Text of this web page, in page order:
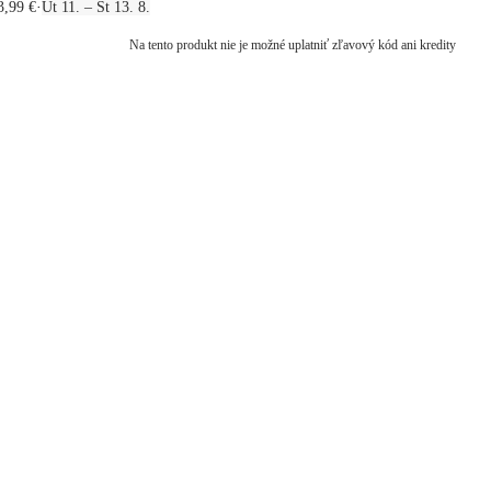
€·Ut 11. – Št 13. 8.
Na tento produkt nie je možné uplatniť zľavový kód ani kredity